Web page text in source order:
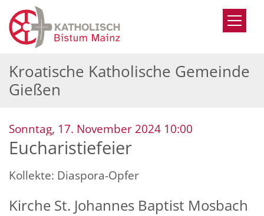
Zum Inhalt springen
Kroatische Katholische Gemeinde
Gießen
Sonntag, 17. November 2024 10:00
Eucharistiefeier
Kollekte: Diaspora-Opfer
Kirche St. Johannes Baptist Mosbach